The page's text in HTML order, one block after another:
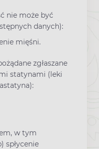
nie może być
danych):
mięśni.
zgłaszane
statynami (leki
w tym
spłycenie